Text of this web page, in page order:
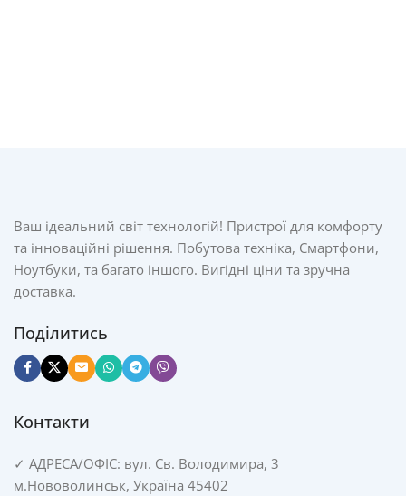
Ваш ідеальний світ технологій! Пристрої для комфорту
та інноваційні рішення. Побутова техніка, Смартфони,
Ноутбуки, та багато іншого. Вигідні ціни та зручна
доставка.
Поділитись
Контакти
✓ АДРЕСА/ОФІС: вул. Св. Володимира, 3
м.Нововолинськ, Україна 45402